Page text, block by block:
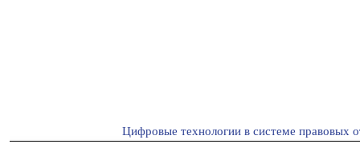
Цифровые технологии в системе правовых